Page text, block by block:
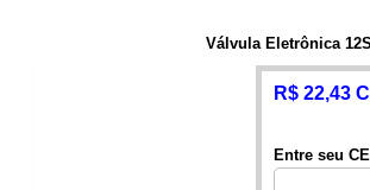
Válvula Eletrônica
R$ 22,43
Entre seu